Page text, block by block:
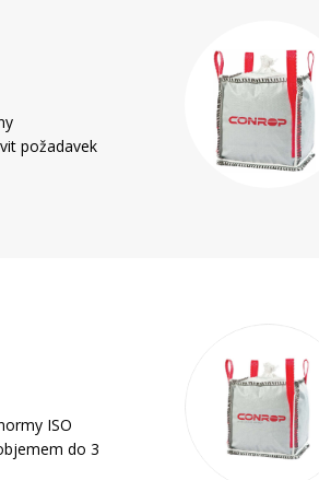
požadavek
ISO
do 3